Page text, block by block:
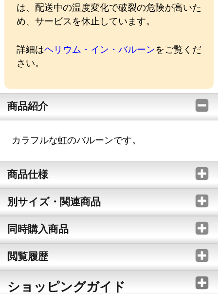
は、配送中の温度変化で破裂の危険が高いた
め、サービスを休止しています。
詳細はヘリウム・イン・バルーンをご覧くだ
さい。
商品紹介
カラフルな虹のバルーンです。
商品仕様
別サイズ・関連商品
同時購入商品
閲覧履歴
ショッピングガイド